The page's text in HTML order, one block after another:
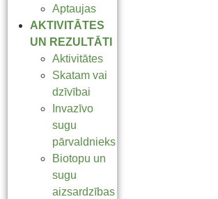
Aptaujas
AKTIVITĀTES
UN REZULTĀTI
Aktivitātes
Skatam vai
dzīvībai
Invazīvo
sugu
pārvaldnieks
Biotopu un
sugu
aizsardzības